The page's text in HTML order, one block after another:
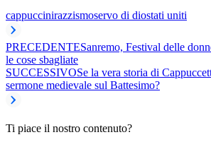
cappuccinirazzismoservo di diostati uniti
PRECEDENTESanremo, Festival delle
le cose sbagliate
SUCCESSIVOSe la vera storia di
sermone medievale sul Battesimo?
Ti piace il nostro contenuto?